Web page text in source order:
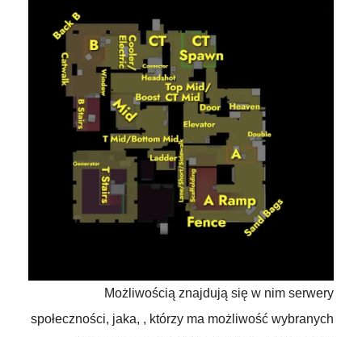
Możliwością znajdują się w nim serwery
społeczności, jaka, , którzy ma możliwość wybranych